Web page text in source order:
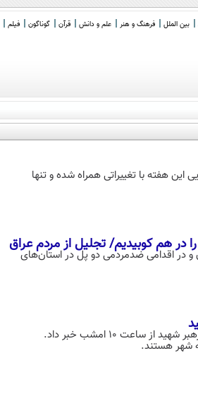
بین الملل فرهنگ و هنر علم و دانش قرآن گوناگون فیلم
هفته با تغییراتی همراه شده و تنها
و در اقدامی ضدمردمی دو پل در استان‌های
جانشین رئیس پلیس راهور از آغاز ممنوعیت و محدودیت کامل تردد خودروها در مسیرهای تشییع پیکر رهبر شهید از ساعت ۱۰ امشب خبر داد.
شهر هستند.